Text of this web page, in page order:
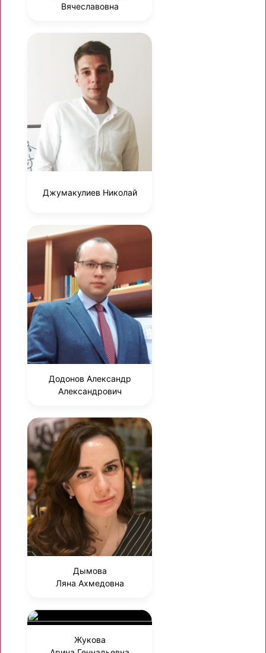
Вячеславовна
Джумакулиев Николай
Додонов Александр
Александрович
Дымова
Ляна Ахмедовна
Жукова